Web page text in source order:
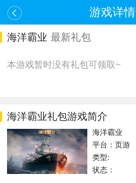
游戏详情
海洋霸业 最新礼包
本游戏暂时没有礼包可领取~
海洋霸业礼包游戏简介
海洋霸业
平台：页游
类型:
状态：